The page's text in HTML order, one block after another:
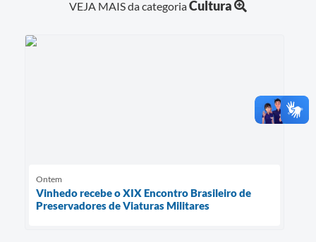
VEJA MAIS da categoriaCultura
Ontem
Vinhedo recebe o XIX Encontro Brasileiro de
Preservadores de Viaturas Militares